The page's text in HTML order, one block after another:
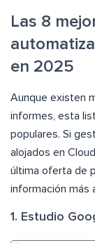
Las 8
en 2025
Aunque existen
informes, esta
populares. Si
alojados en
última oferta de
información más
1. Estudio